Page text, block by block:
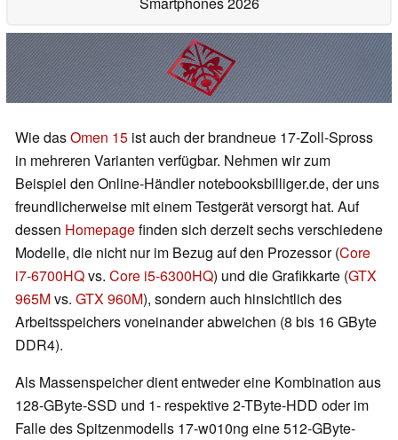
Wie dasOmen 15 ist auch der brandneue 17-Zoll-Spross
in mehreren Varianten verfügbar. Nehmen wir zum
Beispiel den Online-Händler notebooksbilliger.de, der uns
freundlicherweise mit einem Testgerät versorgt hat. Auf
dessen Homepagefinden sich derzeit sechs verschiedene
Modelle, die nicht nur im Bezug auf den Prozessor (Core
i7-6700HQvs. Core i5-6300HQ) und die Grafikkarte (GTX
965Mvs. GTX 960M), sondern auch hinsichtlich des
Arbeitsspeichers voneinander abweichen (8 bis 16 GByte
DDR4).
Als Massenspeicher dient entweder eine Kombination aus
128-GByte-SSD und 1- respektive 2-TByte-HDD oder im
Falle des Spitzenmodells 17-w010ng eine 512-GByte-